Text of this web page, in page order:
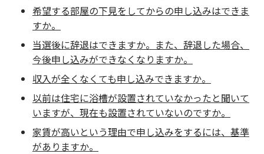
希望する部屋の下見をしてからの申し込みはできま
すか。
当選後に辞退はできますか。また、辞退した場合、
今後申し込みができなくなりますか。
収入が全くなくても申し込みできますか。
以前は住宅に浴槽が設置されていなかったと聞いて
いますが、現在も設置されていないのですか。
家賃が高いという理由で申し込みをするには、基準
がありますか。